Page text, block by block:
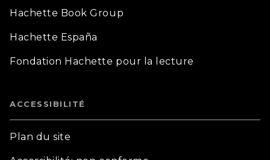
Hachette Book Group
Hachette España
Fondation Hachette pour la lecture
ACCESSIBILITÉ
Plan du site